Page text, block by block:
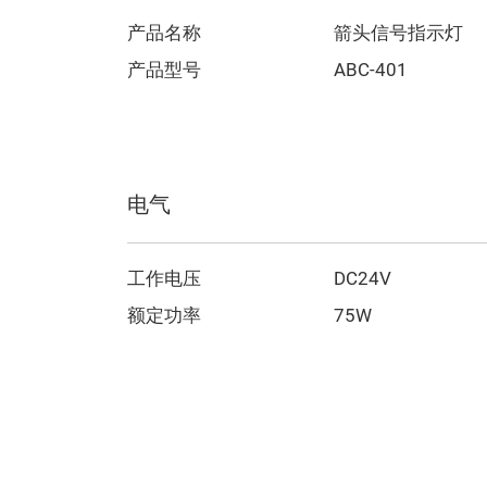
产品名称
箭头信号指示灯
产品型号
ABC-401
电气
工作电压
DC24V
额定功率
75W